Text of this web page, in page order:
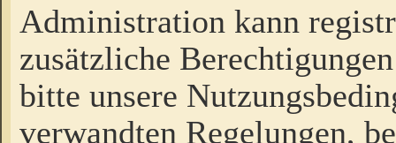
Administration kann
zusätzliche
bitte unsere
verwandten Regelungen,